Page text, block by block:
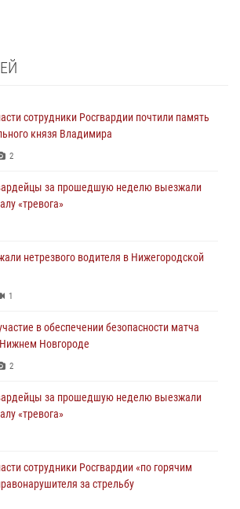
сотрудники Росгвардии почтили память
князя Владимира
2
за прошедшую неделю выезжали
«тревога»
нетрезвого водителя в Нижегородской
1
в обеспечении безопасности матча
Новгороде
2
за прошедшую неделю выезжали
«тревога»
сотрудники Росгвардии «по горячим
за стрельбу